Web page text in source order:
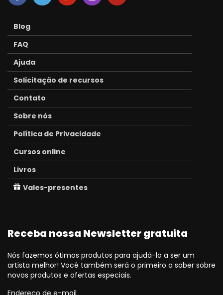
Blog
FAQ
Ajuda
Solicitação de recursos
Contato
Sobre nós
Política de Privacidade
Cursos online
Livros
Vales-presentes
Receba nossa Newsletter gratuita
Nós fazemos ótimos produtos para ajudá-lo a ser um
artista melhor! Você também será o primeiro a saber sobre
novos produtos e ofertas especiais.
Endereço de e-mail